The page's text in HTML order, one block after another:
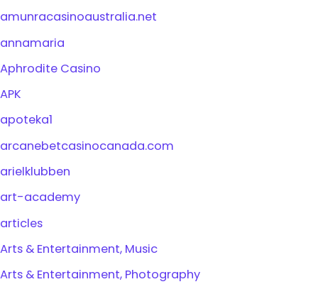
amunracasinoaustralia.net
annamaria
Aphrodite Casino
APK
apoteka1
arcanebetcasinocanada.com
arielklubben
art-academy
articles
Arts & Entertainment, Music
Arts & Entertainment, Photography